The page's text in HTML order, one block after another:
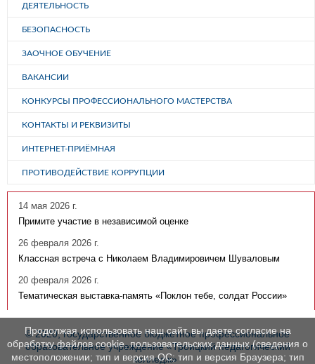
ДЕЯТЕЛЬНОСТЬ
БЕЗОПАСНОСТЬ
ЗАОЧНОЕ ОБУЧЕНИЕ
ВАКАНСИИ
КОНКУРСЫ ПРОФЕССИОНАЛЬНОГО МАСТЕРСТВА
КОНТАКТЫ И РЕКВИЗИТЫ
ИНТЕРНЕТ-ПРИЁМНАЯ
ПРОТИВОДЕЙСТВИЕ КОРРУПЦИИ
14 мая 2026 г.
Примите участие в независимой оценке
26 февраля 2026 г.
Классная встреча с Николаем Владимировичем Шуваловым
20 февраля 2026 г.
Тематическая выставка-память «Поклон тебе, солдат России»
© 2020, государственное бюджетное профессиональное
образовательное учреждение «Троицкий педагогический
колледж»
Продолжая использовать наш сайт, вы даете согласие на
обработку файлов cookie, пользовательских данных (сведения о
местоположении; тип и версия ОС; тип и версия Браузера; тип